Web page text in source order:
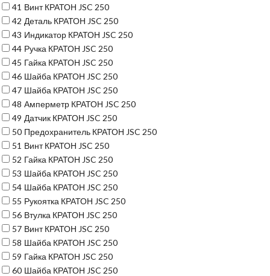
41 Винт КРАТОН JSC 250
42 Деталь КРАТОН JSC 250
43 Индикатор КРАТОН JSC 250
44 Ручка КРАТОН JSC 250
45 Гайка КРАТОН JSC 250
46 Шайба КРАТОН JSC 250
47 Шайба КРАТОН JSC 250
48 Амперметр КРАТОН JSC 250
49 Датчик КРАТОН JSC 250
50 Предохранитель КРАТОН JSC 250
51 Винт КРАТОН JSC 250
52 Гайка КРАТОН JSC 250
53 Шайба КРАТОН JSC 250
54 Шайба КРАТОН JSC 250
55 Рукоятка КРАТОН JSC 250
56 Втулка КРАТОН JSC 250
57 Винт КРАТОН JSC 250
58 Шайба КРАТОН JSC 250
59 Гайка КРАТОН JSC 250
60 Шайба КРАТОН JSC 250